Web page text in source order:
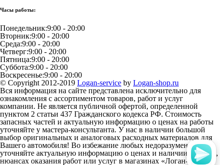
Часы работы:
Понедельник:9:00 - 20:00
Вторник:9:00 - 20:00
Среда:9:00 - 20:00
Четверг:9:00 - 20:00
Пятница:9:00 - 20:00
Суббота:9:00 - 20:00
Воскресенье:9:00 - 20:00
© Copyright 2012-2019 Logan-service by Logan-shop.ru
Вся информация на сайте представлена исключительно для
ознакомления с ассортиментом товаров, работ и услуг
компании. Не является публичной офертой, определенной
пунктом 2 статьи 437 Гражданского кодекса РФ. Стоимость
запасных частей и актуальную информацию о ценах на работы
уточняйте у мастера-консультанта. У нас в наличии большой
выбор оригинальных и аналоговых расходных материалов для
Вашего автомобиля! Во избежание любых недоразумений,
уточняйте актуальную информацию о ценах и наличии товаров,
нюансах оказания работ или услуг в магазинах «Логан-Шоп»